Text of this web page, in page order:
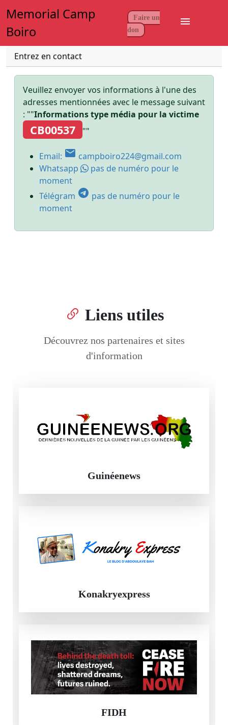
Memorial Camp
Boiro
Faire un
don
menu
Entrez en contact
Veuillez envoyer vos informations à l'une des
adresses mentionnées avec le message suivant
: ""Informations type média pour la victime
CB00537 ""
Email: email campboiro224@gmail.com
Whatsapp
pas de numéro pour le
moment
Télégram telegram pas de numéro pour le
moment
Liens utiles
Découvrez nos partenaires et sites
d'information
Guinéenews
Konakryexpress
FIDH